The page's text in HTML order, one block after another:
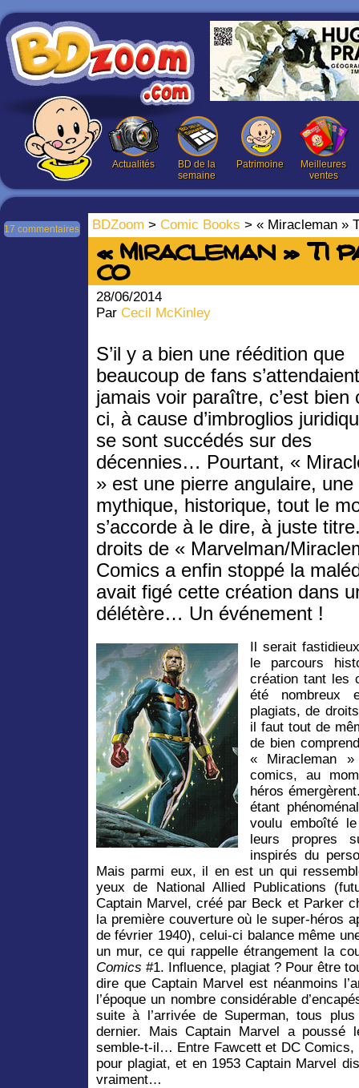
Actualités
BD de la
semaine
Patrimoine
Meilleures
ventes
BDZoom > Comic Books > « Miracleman »
17 commentaires
« Miracleman » T1
co
28/06/2014
Par Cecil McKinley
S’il y a bien une réédition que
beaucoup de fans
jamais voir paraître, c’est bien
ci, à cause d’imbroglios
se sont succédés sur des
décennies… Pourtant, «
» est une pierre angulaire, une
mythique, historique, tout le
s’accorde à le dire, à juste
droits de « Marvelman/
Comics a enfin stoppé la
avait figé cette création dans
délétère… Un événement !
Il serait
le parcours
création tant les
été nombreux
plagiats, de
il faut tout de
de bien
« Miracleman »
comics, au
héros
étant
voulu emboîté
leurs propres
inspirés du
Mais parmi eux, il en est un qui
yeux de National Allied Publications
Captain Marvel, créé par Beck et Parker
la première couverture où le super-héros
de février 1940), celui-ci balance même
un mur, ce qui rappelle étrangement la
Comics #1. Influence, plagiat ? Pour être
dire que Captain Marvel est néanmoins
l’époque un nombre considérable
suite à l’arrivée de Superman, tous
dernier. Mais Captain Marvel a poussé
semble-t-il… Entre Fawcett et DC Comics,
pour plagiat, et en 1953 Captain Marvel
vraiment…